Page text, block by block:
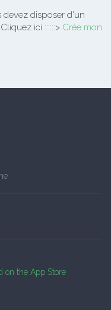
devez disposer d'un
ici ::::::> Crée mon